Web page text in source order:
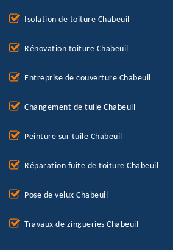
Isolation de toiture Chabeuil
Rénovation toiture Chabeuil
Entreprise de couverture Chabeuil
Changement de tuile Chabeuil
Peinture sur tuile Chabeuil
Réparation fuite de toiture Chabeuil
Pose de velux Chabeuil
Travaux de zingueries Chabeuil